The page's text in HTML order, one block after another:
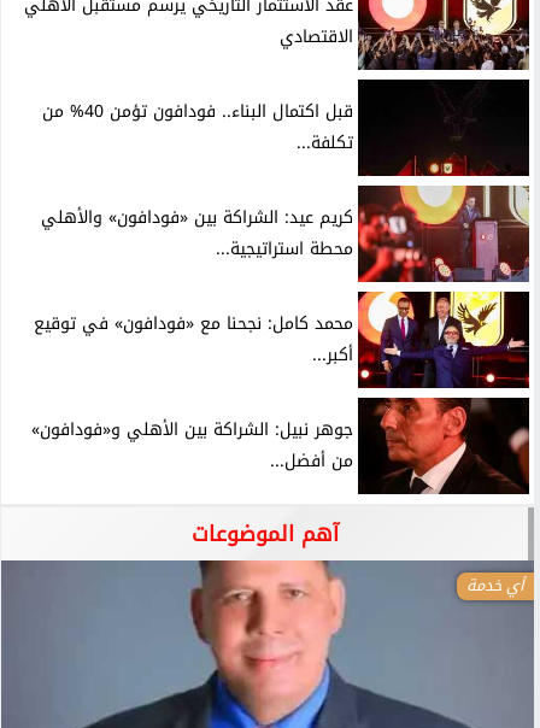
الاقتصادي
قبل اكتمال البناء.. فودافون تؤمن 40% من
تكلفة...
كريم عيد: الشراكة بين «فودافون» والأهلي
محطة استراتيجية...
محمد كامل: نجحنا مع «فودافون» في توقيع
أكبر...
جوهر نبيل: الشراكة بين الأهلي و«فودافون»
من أفضل...
آهم الموضوعات
أي خدمة